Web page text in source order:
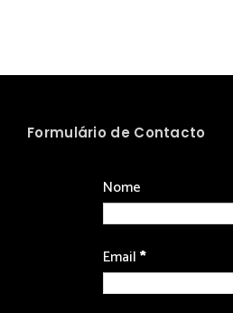
Formulário de Contacto
Nome
Email*